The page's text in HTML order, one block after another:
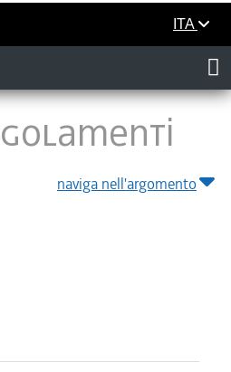
ITA
naviga nell'argomento